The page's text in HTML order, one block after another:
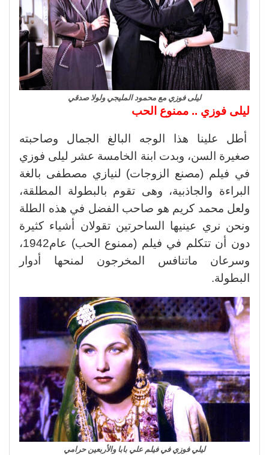
ليلى فوزي مع محمود المليجي ولولا صدقي
ليلى فوزي .. ممنوع الحب
أطل علينا هذا الوجه البالغ الجمال وصاحبته
صغيرة السن، وبدت ابنة الخامسة عشر ليلى فوزي
في فيلم (مصنع الزوجات) لنيازي مصطفى بالغة
البراءة والجاذبية، وهى تقوم بالبطولة المطلقة،
ولعل محمد كريم هو صاحب الفضل في هذه الطلة
ونحن نري عينيها الساحرتين تقولان أشياء كثيرة
دون أن تتكلم في فيلم (ممنوع الحب) عام1942،
وسرعان ماتنافس المخرجون لمنحها أدوار
البطولة.
ليلي فوزي في فيلم علي بابا والأربعين حرامي